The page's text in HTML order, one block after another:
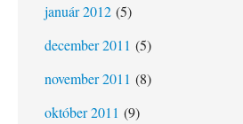
január 2012 (5)
december 2011 (5)
november 2011 (8)
október 2011 (9)